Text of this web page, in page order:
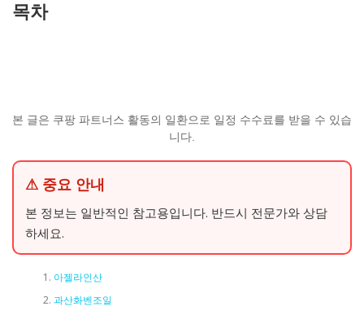
목차
본 글은 쿠팡 파트너스 활동의 일환으로 일정 수수료를 받을 수 있습
니다.
⚠ 중요 안내
본 정보는 일반적인 참고용입니다. 반드시 전문가와 상담
하세요.
아젤라인산
과산화벤조일